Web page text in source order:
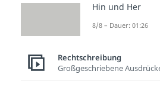
Hin und Her
8/8 – Dauer: 01:26
Rechtschreibung
Großgeschriebene